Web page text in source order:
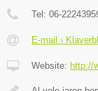
Tel: 06-
E-mail ›
Website: http://